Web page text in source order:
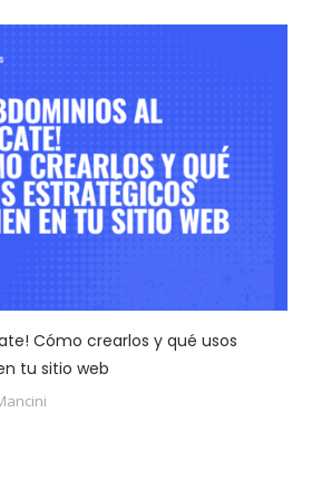
Cómo crearlos y qué usos
tu sitio web